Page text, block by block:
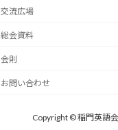
交流広場
総会資料
会則
お問い合わせ
Copyright © 稲門英語